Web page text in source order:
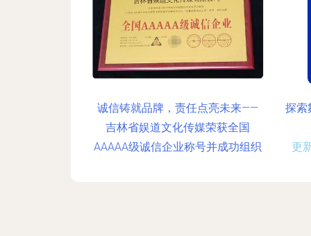
诚信铸就品牌，责任点亮未来——
吉林省娱道文化传媒荣获全国
AAAAA级诚信企业称号并成功组织
探索
更